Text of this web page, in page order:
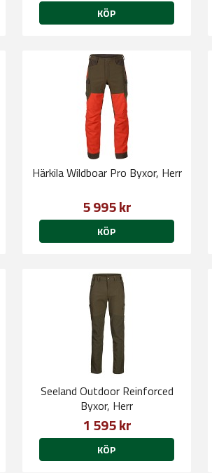
KÖP
Härkila Wildboar Pro Byxor, Herr
5 995 kr
KÖP
Seeland Outdoor Reinforced
Byxor, Herr
1 595 kr
KÖP